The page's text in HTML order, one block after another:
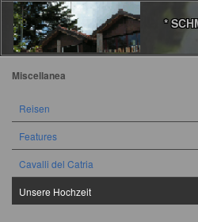
*
Miscellanea
Reisen
Features
Cavalli del Catria
Unsere Hochzeit